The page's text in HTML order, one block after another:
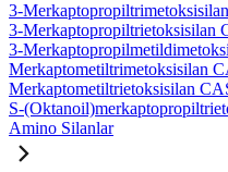
3-
3-Merkaptopropiltrietoksisilan
3-
Merkaptometiltrimetoksisilan
Merkaptometiltrietoksisilan
S-
Amino Silanlar